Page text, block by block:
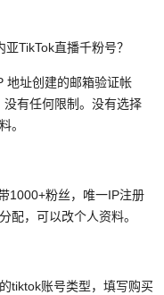
TikTok直播千粉号？
地址创建的邮箱验证帐
没有任何限制。没有选择
。
1000+粉丝，唯一IP注册
配，可以改个人资料。
tiktok账号类型，填写购买